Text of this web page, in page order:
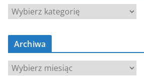
K
a
t
g
Archiwa
A
r